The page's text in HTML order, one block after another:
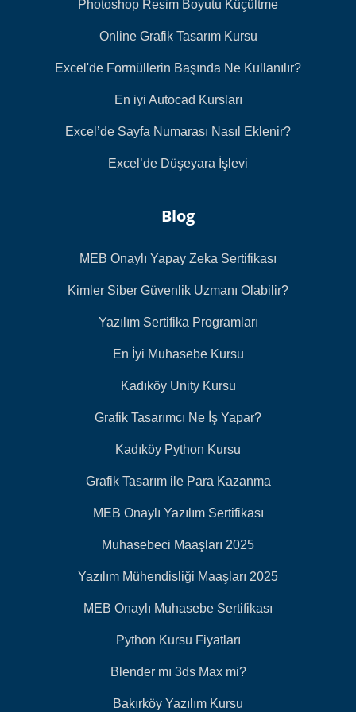
Photoshop Resim Boyutu Küçültme
Online Grafik Tasarım Kursu
Excel'de Formüllerin Başında Ne Kullanılır?
En iyi Autocad Kursları
Excel’de Sayfa Numarası Nasıl Eklenir?
Excel’de Düşeyara İşlevi
Blog
MEB Onaylı Yapay Zeka Sertifikası
Kimler Siber Güvenlik Uzmanı Olabilir?
Yazılım Sertifika Programları
En İyi Muhasebe Kursu
Kadıköy Unity Kursu
Grafik Tasarımcı Ne İş Yapar?
Kadıköy Python Kursu
Grafik Tasarım ile Para Kazanma
MEB Onaylı Yazılım Sertifikası
Muhasebeci Maaşları 2025
Yazılım Mühendisliği Maaşları 2025
MEB Onaylı Muhasebe Sertifikası
Python Kursu Fiyatları
Blender mı 3ds Max mi?
Bakırköy Yazılım Kursu